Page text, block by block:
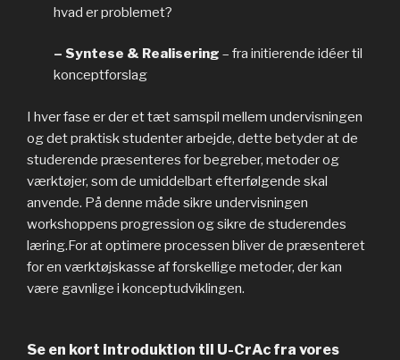
hvad er problemet?
– Syntese & Realisering – fra initierende idéer til
konceptforslag
I hver fase er der et tæt samspil mellem undervisningen
og det praktisk studenter arbejde, dette betyder at de
studerende præsenteres for begreber, metoder og
værktøjer, som de umiddelbart efterfølgende skal
anvende. På denne måde sikre undervisningen
workshoppens progression og sikre de studerendes
læring.For at optimere processen bliver de præsenteret
for en værktøjskasse af forskellige metoder, der kan
være gavnlige i konceptudviklingen.
Se en kort introduktion til U-CrAc fra vores